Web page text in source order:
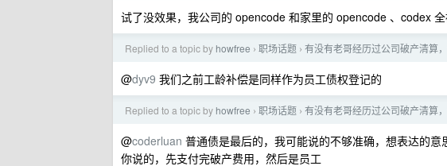
试了没效果，我公司的 opencode 和家里的 opencode 、codex
Replied to a topic by howfree › 职场话题 › 有没有老哥经历过公司破产清算
@dyv9 我们之前工龄补偿是同样作为员工债权登记的
Replied to a topic by howfree › 职场话题 › 有没有老哥经历过公司破产清算
@coderluan 普通债是最后的，我可能说的不够准确，想表达的
你说的，先支付完破产费用，然后是员工